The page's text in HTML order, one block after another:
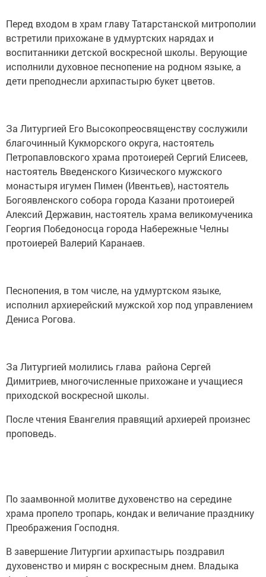
Перед входом в храм главу Татарстанской митрополии
встретили прихожане в удмуртских нарядах и
воспитанники детской воскресной школы. Верующие
исполнили духовное песнопение на родном языке, а
дети преподнесли архипастырю букет цветов.
За Литургией Его Высокопреосвященству сослужили
благочинный Кукморского округа, настоятель
Петропавловского храма протоиерей Сергий Елисеев,
настоятель Введенского Кизического мужского
монастыря игумен Пимен (Ивентьев), настоятель
Богоявленского собора города Казани протоиерей
Алексий Державин, настоятель храма великомученика
Георгия Победоносца города Набережные Челны
протоиерей Валерий Каранаев.
Песнопения, в том числе, на удмуртском языке,
исполнил архиерейский мужской хор под управлением
Дениса Рогова.
За Литургией молились глава района Сергей
Димитриев, многочисленные прихожане и учащиеся
приходской воскресной школы.
После чтения Евангелия правящий архиерей произнес
проповедь.
По заамвонной молитве духовенство на середине
храма пропело тропарь, кондак и величание празднику
Преображения Господня.
В завершение Литургии архипастырь поздравил
духовенство и мирян с воскресным днем. Владыка